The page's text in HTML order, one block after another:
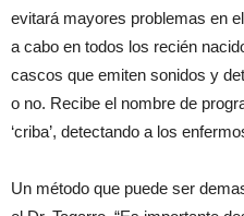
evitará mayores problemas en
a cabo en todos los recién
cascos que emiten sonidos y
o no. Recibe el nombre de
‘criba’, detectando a los
Un método que puede ser